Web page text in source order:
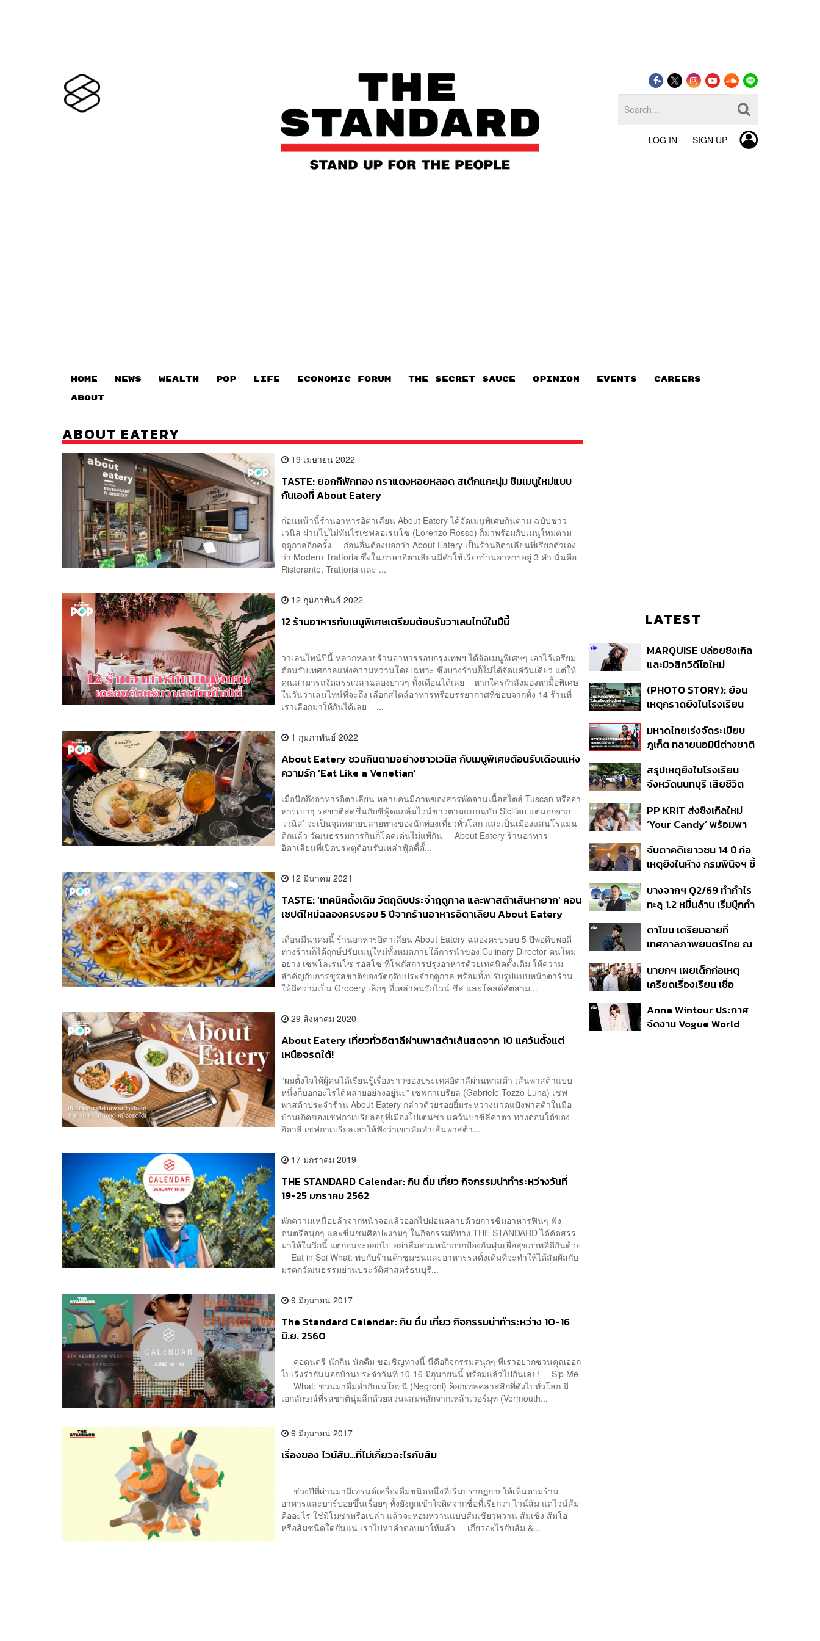
LOG IN SIGN UP
HOME NEWS WEALTH POP LIFE ECONOMIC FORUM THE SECRET SAUCE​ OPINION EVENTS CAREERS
ABOUT
ABOUT EATERY
19 เมษายน 2022
TASTE: ยอกกีฟักทอง กราแตงหอยหลอด สเต๊กแกะนุ่ม ชิมเมนูใหม่แบบ
กันเองที่ About Eatery
ก่อนหน้านี้ร้านอาหารอิตาเลียน About Eatery ได้จัดเมนูพิเศษกินตาม ฉบับชาว
เวนิส ผ่านไปไม่ทันไรเชฟลอเรนโซ (Lorenzo Rosso) ก็มาพร้อมกับเมนูใหม่ตาม
ฤดูกาลอีกครั้ง ก่อนอื่นต้องบอกว่า About Eatery เป็นร้านอิตาเลียนที่เรียกตัวเอง
ว่า Modern Trattoria ซึ่งในภาษาอิตาเลียนมีคำใช้เรียกร้านอาหารอยู่ 3 คำ นั่นคือ
Ristorante, Trattoria และ ...
12 กุมภาพันธ์ 2022
12 ร้านอาหารกับเมนูพิเศษเตรียมต้อนรับวาเลนไทน์ในปีนี้
วาเลนไทน์ปีนี้ หลากหลายร้านอาหารรอบกรุงเทพฯ ได้จัดเมนูพิเศษๆ เอาไว้เตรียม
ต้อนรับเทศกาลแห่งความหวานโดยเฉพาะ ซึ่งบางร้านก็ไม่ได้จัดแค่วันเดียว แต่ให้
คุณสามารถจัดสรรเวลาฉลองยาวๆ ทั้งเดือนได้เลย หากใครกำลังมองหามื้อพิเศษ
ในวันวาเลนไทน์ที่จะถึง เลือกสไตล์อาหารหรือบรรยากาศที่ชอบจากทั้ง 14 ร้านที่
เราเลือกมาให้กันได้เลย ...
1 กุมภาพันธ์ 2022
About Eatery ชวนกินตามอย่างชาวเวนิส กับเมนูพิเศษต้อนรับเดือนแห่ง
ความรัก ‘Eat Like a Venetian’
เมื่อนึกถึงอาหารอิตาเลียน หลายคนมีภาพของสารพัดจานเนื้อสไตล์ Tuscan หรืออา
หารเบาๆ รสชาติสดชื่นกับซีฟู้ดแกล้มไวน์ขาวตามแบบฉบับ Sicilian แต่นอกจาก
‘เวนิส’ จะเป็นจุดหมายปลายทางของนักท่องเที่ยวทั่วโลก และเป็นเมืองแสนโรแมน
ติกแล้ว วัฒนธรรมการกินก็โดดเด่นไม่แพ้กัน About Eatery ร้านอาหาร
อิตาเลียนที่เปิดประตูต้อนรับเหล่าฟู้ดดี้ตั้...
12 มีนาคม 2021
TASTE: ‘เทคนิคดั้งเดิม วัตถุดิบประจำฤดูกาล และพาสต้าเส้นหายาก’ คอน
เซปต์ใหม่ฉลองครบรอบ 5 ปีจากร้านอาหารอิตาเลียน About Eatery
เดือนมีนาคมนี้ ร้านอาหารอิตาเลียน About Eatery ฉลองครบรอบ 5 ปีพอดิบพอดี
ทางร้านก็ได้ฤกษ์ปรับเมนูใหม่ทั้งหมดภายใต้การนำของ Culinary Director คนใหม่
อย่าง เชฟโลเรนโซ รอสโซ ที่โฟกัสการปรุงอาหารด้วยเทคนิคดั้งเดิม ให้ความ
สำคัญกับการชูรสชาติของวัตถุดิบประจำฤดูกาล พร้อมทั้งปรับรูปแบบหน้าตาร้าน
ให้มีความเป็น Grocery เล็กๆ ที่เหล่าคนรักไวน์ ชีส และโคลด์คัตสาม...
29 สิงหาคม 2020
About Eatery เที่ยวทั่วอิตาลีผ่านพาสต้าเส้นสดจาก 10 แคว้นตั้งแต่
เหนือจรดใต้!
“ผมตั้งใจให้ผู้คนได้เรียนรู้เรื่องราวของประเทศอิตาลีผ่านพาสต้า เส้นพาสต้าแบบ
หนึ่งก็บอกอะไรได้หลายอย่างอยู่นะ” เชฟกาเบรียล (Gabriele Tozzo Luna) เชฟ
พาสต้าประจำร้าน About Eatery กล่าวด้วยรอยยิ้มระหว่างนวดแป้งพาสต้าในมือ
บ้านเกิดของเชฟกาเบรียลอยู่ที่เมืองโปเตนซา แคว้นบาซีลีคาตา ทางตอนใต้ของ
อิตาลี เชฟกาเบรียลเล่าให้ฟังว่าเขาหัดทำเส้นพาสต้า...
17 มกราคม 2019
THE STANDARD Calendar: กิน ดื่ม เที่ยว กิจกรรมน่าทำระหว่างวันที่
19-25 มกราคม 2562
พักความเหนื่อยล้าจากหน้าจอแล้วออกไปผ่อนคลายด้วยการชิมอาหารฟินๆ ฟัง
ดนตรีสนุกๆ และชื่นชมศิลปะงามๆ ในกิจกรรมที่ทาง THE STANDARD ได้คัดสรร
มาให้ในวีกนี้ แต่ก่อนจะออกไป อย่าลืมสวมหน้ากากป้องกันฝุ่นเพื่อสุขภาพที่ดีกันด้วย
Eat in Soi What: พบกับร้านค้าชุมชนและอาหารรสดั้งเดิมที่จะทำให้ได้สัมผัสกับ
มรดกวัฒนธรรมย่านประวัติศาสตร์ธนบุรี...
9 มิถุนายน 2017
The Standard Calendar: กิน ดื่ม เที่ยว กิจกรรมน่าทำระหว่าง 10-16
มิ.ย. 2560
คอดนตรี นักกิน นักดื่ม ขอเชิญทางนี้ นี่คือกิจกรรมสนุกๆ ที่เราอยากชวนคุณออก
ไปเริงร่ากันนอกบ้านประจำวันที่ 10-16 มิถุนายนนี้ พร้อมแล้วไปกันเลย! Sip Me
What: ชวนมาดื่มด่ำกับเนโกรนี (Negroni) ค็อกเทลคลาสสิกที่ดังไปทั่วโลก มี
เอกลักษณ์ที่รสชาตินุ่มลึกด้วยส่วนผสมหลักจากเหล้าเวอร์มุท (Vermouth...
9 มิถุนายน 2017
เรื่องของ ไวน์ส้ม…ที่ไม่เกี่ยวอะไรกับส้ม
ช่วงปีที่ผ่านมามีเทรนด์เครื่องดื่มชนิดหนึ่งที่เริ่มปรากฏกายให้เห็นตามร้าน
อาหารและบาร์บ่อยขึ้นเรื่อยๆ ทั้งยังถูกเข้าใจผิดจากชื่อที่เรียกว่า ไวน์ส้ม แต่ไวน์ส้ม
คืออะไร ใช่มิโมซาหรือเปล่า แล้วจะหอมหวานแบบส้มเขียวหวาน ส้มเช้ง ส้มโอ
หรือส้มชนิดใดกันแน่ เราไปหาคำตอบมาให้แล้ว เกี่ยวอะไรกับส้ม &...
LATEST
MARQUISE ปล่อยซิงเกิล
และมิวสิกวิดีโอใหม่
สัมพันธ์สุด Toxic
(PHOTO STORY): ย้อน
เหตุกราดยิงในโรงเรียน
นักเรียน
มหาดไทยเร่งจัดระเบียบ
ภูเก็ต ทลายนอมินีต่างชาติ
ที่ดิน เคลียร์ใบอนุญาต
โรงแรมค้าง 7 ปี
สรุปเหตุยิงในโรงเรียน
จังหวัดนนทบุรี เสียชีวิต
ปมค้นประวัติคดีกราดยิงที่
สหรัฐฯ
PP KRIT ส่งซิงเกิลใหม่
‘Your Candy’ พร้อมพา
สิกวิดีโอ
จับตาคดีเยาวชน 14 ปี ก่อ
เหตุยิงในห้าง กรมพินิจฯ ชี้
เนื่อง ประเมินปล่อยตัว
บางจากฯ Q2/69 ทำกำไร
ทะลุ 1.2 หมื่นล้าน เริ่มบุ๊กกำ
แรก หนุนรายได้ครึ่งปีทะลุ
3.2 แสนล้าน
ตาโขน เตรียมฉายที่
เทศกาลภาพยนตร์ไทย ณ
นายกฯ เผยเด็กก่อเหตุ
เครียดเรื่องเรียน เชื่อ
กระสุนอีกกว่า 30 นัด หาก
ไม่จบชีวิตตัวเองอาจสูญ
Anna Wintour ประกาศ
จัดงาน Vogue World